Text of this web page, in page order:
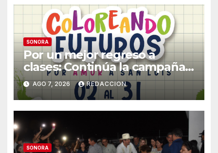
SONORA
Por un mejor regreso a
clases: Continúa la campaña
de recolección de útiles
«Coloreando Futuros»
AGO 7, 2026 REDACCION
SONORA